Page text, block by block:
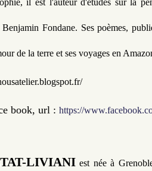
il est l'auteur d'études sur la
Fondane. Ses poèmes,
de la terre et ses voyages en
book, url : https://
LIVIANI est née à